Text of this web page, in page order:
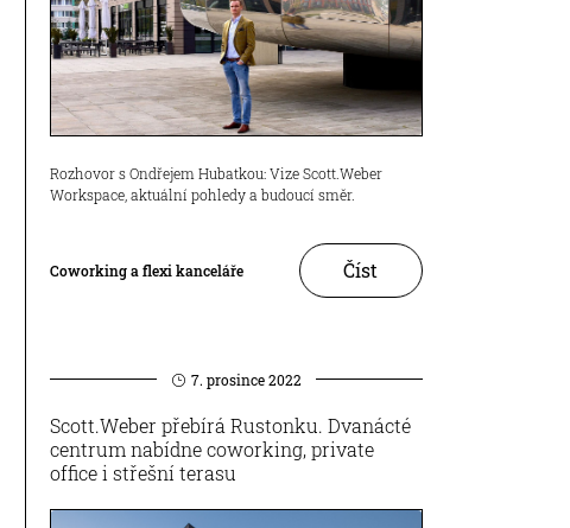
Rozhovor s Ondřejem Hubatkou: Vize Scott.Weber
Workspace, aktuální pohledy a budoucí směr.
Coworking a flexi kanceláře Číst
7. prosince 2022
Scott.Weber přebírá Rustonku. Dvanácté
centrum nabídne coworking, private
office i střešní terasu